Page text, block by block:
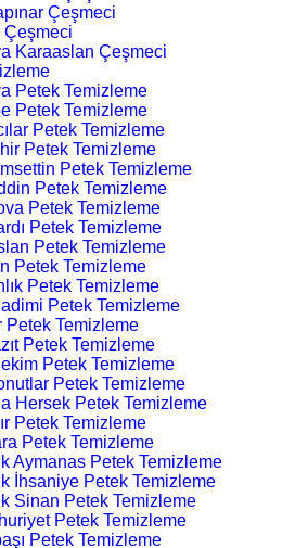
Çeşmeci
Çeşmeci
Karaaslan Çeşmeci
Petek Temizleme
Petek Temizleme
Petek Temizleme
Petek Temizleme
Petek Temizleme
Petek Temizleme
Petek Temizleme
Petek Temizleme
Petek Temizleme
Petek Temizleme
Petek Temizleme
Petek Temizleme
Petek Temizleme
Petek Temizleme
Petek Temizleme
Petek Temizleme
Hersek Petek Temizleme
Petek Temizleme
Petek Temizleme
Aymanas Petek Temizleme
İhsaniye Petek Temizleme
Sinan Petek Temizleme
Petek Temizleme
Petek Temizleme